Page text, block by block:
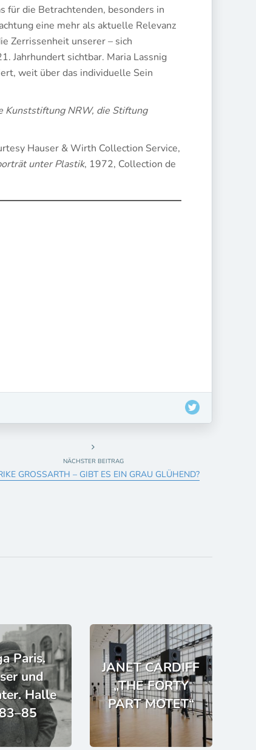
für die Betrachtenden, besonders in
eine mehr als aktuelle Relevanz
Zerrissenheit unserer – sich
Jahrhundert sichtbar. Maria Lassnig
weit über das individuelle Sein
Kunststiftung NRW, die Stiftung
Hauser & Wirth Collection Service,
unter Plastik, 1972, Collection de
NÄCHSTER BEITRAG
GROSSARTH – GIBT ES EIN GRAU GLÜHEND?
Paris.
und
Halle
JANET CARDIFF
„THE FORTY
PART MOTET“